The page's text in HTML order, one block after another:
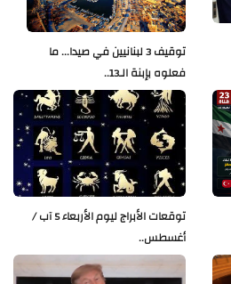
توقيف 3 لبنانيين في صيدا... ما
فعلوه بإبنة الـ13..
توقعات الأبراج ليوم الأربعاء 5 آب /
أغسطس..